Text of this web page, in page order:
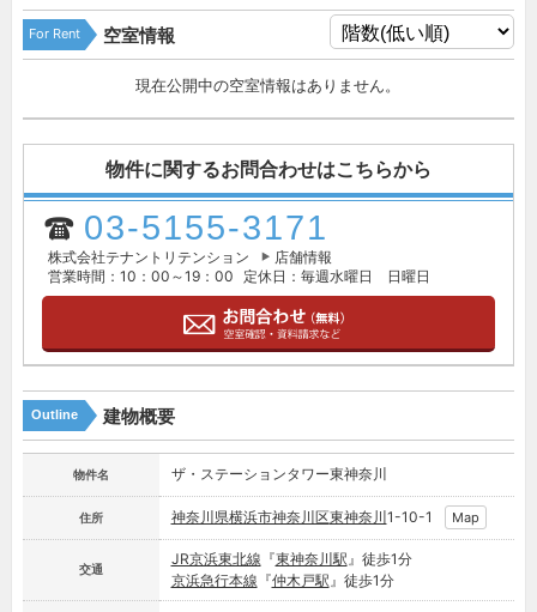
For Rent 空室情報
現在公開中の空室情報はありません。
物件に関するお問合わせはこちらから
03-5155-3171
株式会社テナントリテンション
店舗情報
営業時間：10：00～19：00
定休日：毎週水曜日 日曜日
Outline 建物概要
物件名 ザ・ステーションタワー東神奈川
住所 神奈川県横浜市神奈川区東神奈川1-10-1 Map
交通
JR京浜東北線 『東神奈川駅 』徒歩1分
京浜急行本線 『仲木戸駅 』徒歩1分